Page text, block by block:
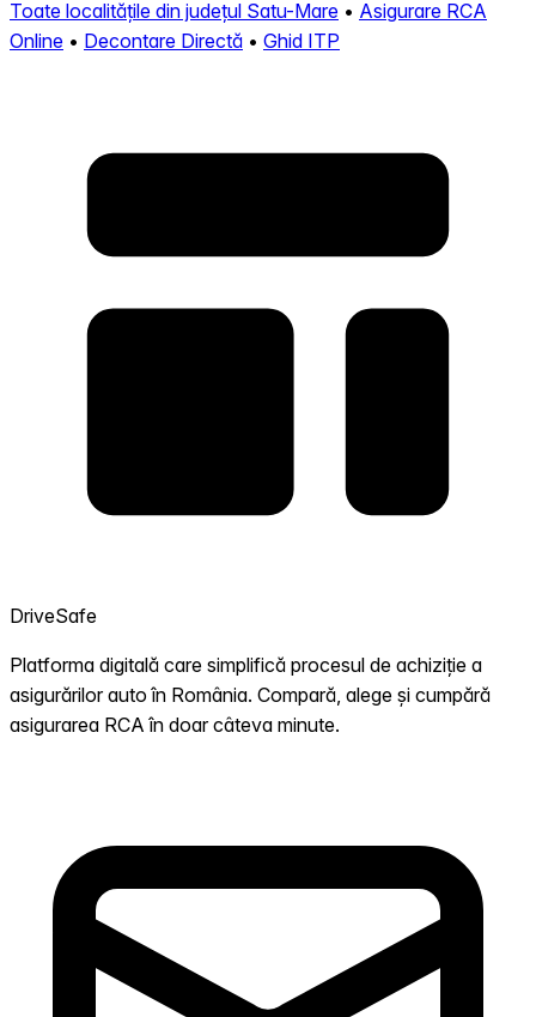
Toate localitățile din județul Satu-Mare • Asigurare RCA
Online • Decontare Directă • Ghid ITP
DriveSafe
Platforma digitală care simplifică procesul de achiziție a
asigurărilor auto în România. Compară, alege și cumpără
asigurarea RCA în doar câteva minute.